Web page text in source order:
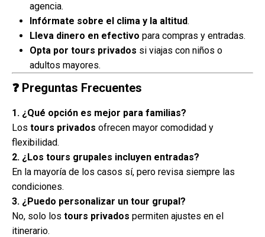
agencia.
Infórmate sobre el clima y la altitud.
Lleva dinero en efectivo para compras y entradas.
Opta por tours privados si viajas con niños o
adultos mayores.
❓ Preguntas Frecuentes
1. ¿Qué opción es mejor para familias?
Los tours privados ofrecen mayor comodidad y
flexibilidad.
2. ¿Los tours grupales incluyen entradas?
En la mayoría de los casos sí, pero revisa siempre las
condiciones.
3. ¿Puedo personalizar un tour grupal?
No, solo los tours privados permiten ajustes en el
itinerario.